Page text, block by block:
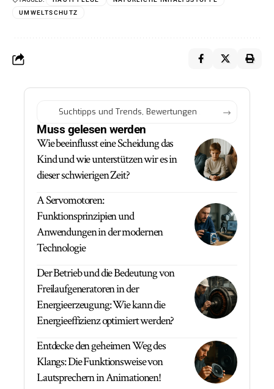
UMWELTSCHUTZ
Muss gelesen werden
Wie beeinflusst eine Scheidung das
Kind und wie unterstützen wir es in
dieser schwierigen Zeit?
A Servomotoren:
Funktionsprinzipien und
Anwendungen in der modernen
Technologie
Der Betrieb und die Bedeutung von
Freilaufgeneratoren in der
Energieerzeugung: Wie kann die
Energieeffizienz optimiert werden?
Entdecke den geheimen Weg des
Klangs: Die Funktionsweise von
Lautsprechern in Animationen!